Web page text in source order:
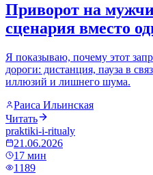
Приворот на
сценария вместо
Я показываю, почему этот
дороги: дистанция, пауза в
иллюзий и лишнего шума.
Раиса Ильинская
Читать
praktiki-i-ritualy
21.06.2026
17 мин
1189